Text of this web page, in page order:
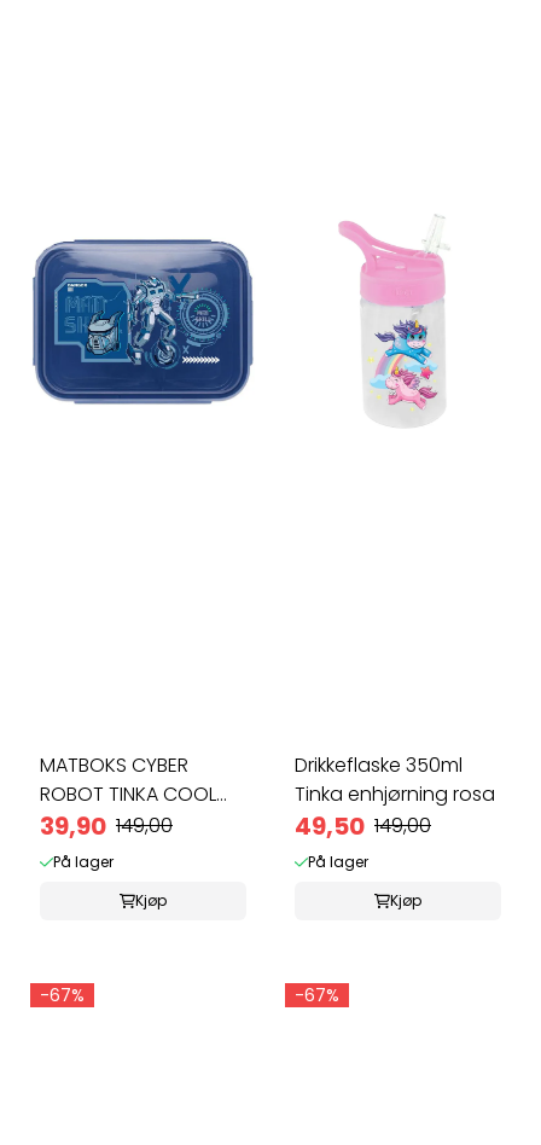
MATBOKS CYBER
ROBOT TINKA COOL
SCHOOL
39,90 149,00
På lager
Kjøp
Drikkeflaske 350ml
Tinka enhjørning rosa
49,50 149,00
På lager
Kjøp
-67% -67%